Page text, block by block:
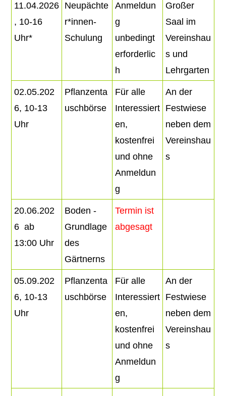
11.04.2026
, 10-16
Uhr*
Neupächte
r*innen-
Schulung
Anmeldun
g
unbedingt
erforderlic
h
Großer
Saal im
Vereinshau
s und
Lehrgarten
02.05.202
6, 10-13
Uhr
Pflanzenta
uschbörse
Für alle
Interessiert
en,
kostenfrei
und ohne
Anmeldun
g
An der
Festwiese
neben dem
Vereinshau
s
20.06.202
6 ab
13:00 Uhr
Boden -
Grundlage
des
Gärtnerns
Termin ist
abgesagt
05.09.202
6, 10-13
Uhr
Pflanzenta
uschbörse
Für alle
Interessiert
en,
kostenfrei
und ohne
Anmeldun
g
An der
Festwiese
neben dem
Vereinshau
s